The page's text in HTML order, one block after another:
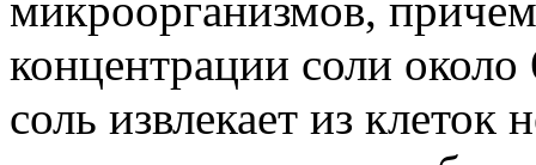
концентрации соли
соль извлекает из клеток